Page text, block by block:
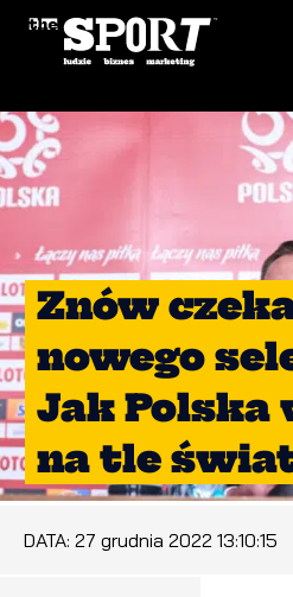
Znów
nowego
Jak Polska
na tle
DATA: 27 grudnia 2022 13:10:15